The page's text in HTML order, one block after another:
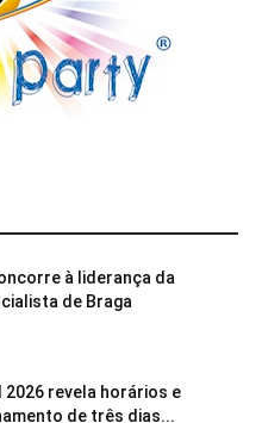
à liderança da
de Braga
2026 revela horários e
de três dias...